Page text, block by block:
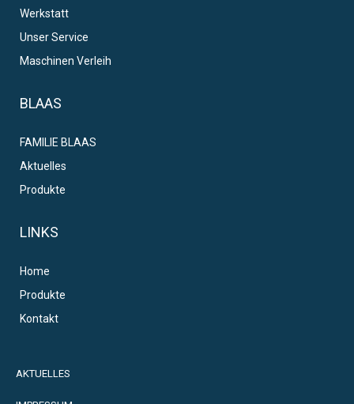
Werkstatt
Unser Service
Maschinen Verleih
BLAAS
FAMILIE BLAAS
Aktuelles
Produkte
LINKS
Home
Produkte
Kontakt
AKTUELLES